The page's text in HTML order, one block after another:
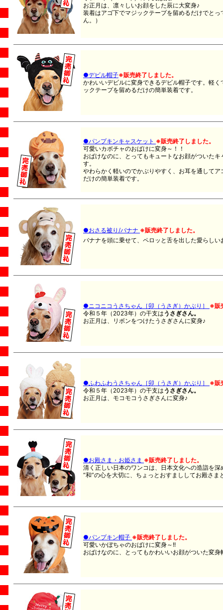
お正月は、凛々しいお顔をした辰に大変身♪
装着はアゴ下でマジックテープを留めるだけでと
ん。）
●デビル帽子※販売終了しました。
かわいいデビルに変身できるデビル帽子です。軽
ックテープを留めるだけの簡単装着です。
●パンプキンキャスケット ※販売終了しました。
可愛いカボチャのおばけに変身～！！
おばけなのに、とってもキュートなお顔がついた
す。
やわらかく軽いのでかぶりやすく、お耳を通して
だけの簡単装着です。
●おさる被り/バナナ ※販売終了しました。
バナナを頭に乗せて、ペロッと舌を出した愛らし
●ニコニコうさちゃん［卯（うさぎ）かぶり］ ※販
令和５年（2023年）の干支は うさぎさん。
お正月は、リボンをつけたうさぎさんに変身♪
●ふわふわうさちゃん［卯（うさぎ）かぶり］ ※販
令和５年（2023年）の干支は うさぎさん。
お正月は、モコモコうさぎさんに変身♪
●お殿さま・お姫さま ※販売終了しました。
清く正しい日本のワンコは、日本文化への造詣を
“和”の心を大切に、ちょっとおすまししてお殿さ
●パンプキン帽子 ※販売終了しました。
可愛いかぼちゃのおばけに変身～!!
おばけなのに、とってもかわいいお顔がついた変身